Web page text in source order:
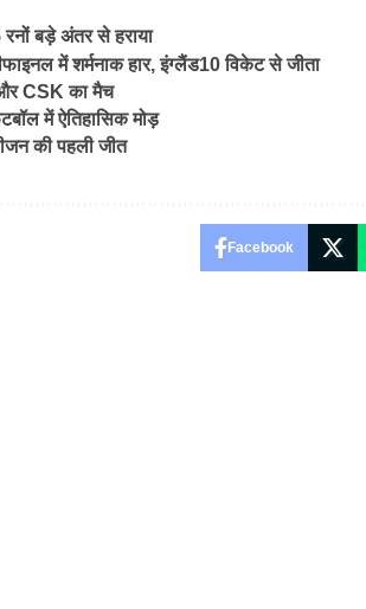
बड़े अंतर से हराया
में शर्मनाक हार, इंग्लैंड10 विकेट से जीता
CSK का मैच
में ऐतिहासिक मोड़
की पहली जीत
Facebook